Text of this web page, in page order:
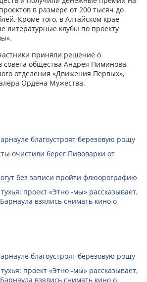
в размере от 200 тысяч до
Кроме того, в Алтайском крае
литературные клубы по проекту
приняли решение о
совета общества Андрея Пиминова,
отделения «Движения Первых»,
Ордена Мужества.
благоустроят березовую рощу
очистили берег Пивоварки от
без записи пройти флюорографию
проект «Этно -мы» рассказывает,
взялись снимать кино о
благоустроят березовую рощу
проект «Этно -мы» рассказывает,
взялись снимать кино о